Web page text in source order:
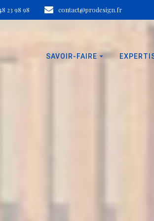
23 98 98 contact@prodesign.fr
SAVOIR-FAIRE